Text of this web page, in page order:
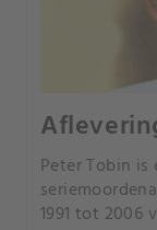
Peter Tobin
1991 tot 2006